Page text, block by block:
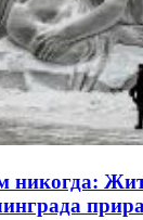
никогда: